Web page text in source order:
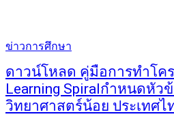
ข่าวการศึกษา
ดาวน์โหลด คู่มือการทำโค
Learning Spiralกำหนดหัว
วิทยาศาสตร์น้อย ประเทศไ